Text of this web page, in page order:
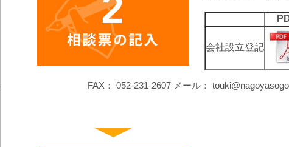
会社設立登記
FAX： 052-231-2607 メール：